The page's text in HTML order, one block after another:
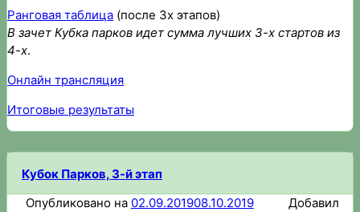
Ранговая таблица (после 3х этапов)
В зачет Кубка парков идет сумма лучших 3-х стартов из
4-х.
Онлайн трансляция
Итоговые результаты
Кубок Парков, 3-й этап
Опубликовано на 02.09.201908.10.2019
Добавил